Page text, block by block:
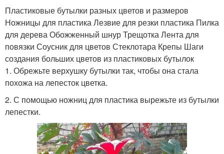
Пластиковые бутылки разных цветов и размеров
Ножницы для пластика Лезвие для резки пластика Пилка
для дерева Обожженный шнур Трещотка Лента для
повязки Соусник для цветов Стеклотара Крепы Шаги
создания больших цветов из пластиковых бутылок
1. Обрежьте верхушку бутылки так, чтобы она стала
похожа на лепесток цветка.
2. С помощью ножниц для пластика вырежьте из бутылки
лепестки.